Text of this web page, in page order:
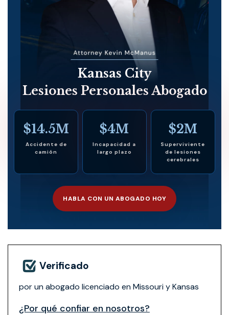
Kansas City
Lesiones Personales Abogado
$14.5M
Accidente de
camión
$4M
Incapacidad a
largo plazo
$2M
Superviviente
de lesiones
cerebrales
HABLA CON UN ABOGADO HOY
Verificado
por un abogado licenciado en Missouri y Kansas
¿Por qué confiar en nosotros?